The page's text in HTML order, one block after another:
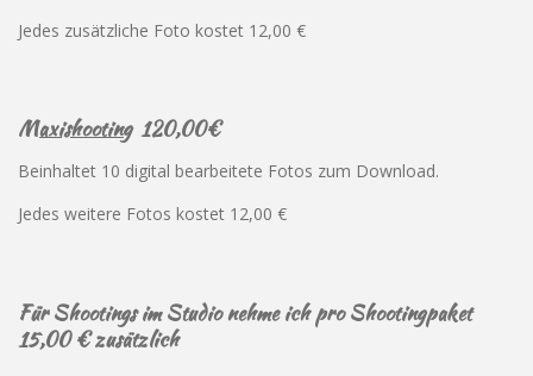
Jedes zusätzliche Foto kostet 12,00 €
Maxishooting120,00€
Beinhaltet 10 digital bearbeitete Fotos zum Download.
Jedes weitere Fotos kostet 12,00 €
Für Shootings im Studio nehme ich pro Shootingpaket
15,00 € zusätzlich